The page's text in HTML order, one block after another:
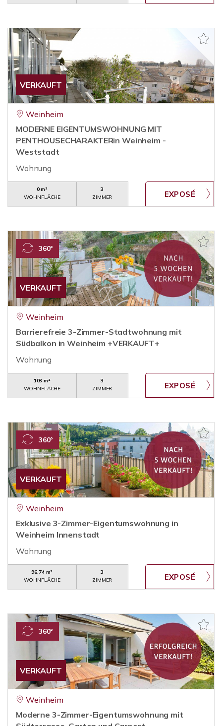
VERKAUFT
Weinheim
MODERNE EIGENTUMSWOHNUNG MIT
PENTHOUSECHARAKTERin Weinheim -
Weststadt
Wohnung
0 m²
WOHNFLÄCHE
3
ZIMMER
VERKAUFT
360°
Weinheim
Barrierefreie 3-Zimmer-Stadtwohnung mit
Südbalkon in Weinheim +VERKAUFT+
Wohnung
103 m²
WOHNFLÄCHE
3
ZIMMER
VERKAUFT
360°
Weinheim
Exklusive 3-Zimmer-Eigentumswohnung in
Weinheim Innenstadt
Wohnung
96,74 m²
WOHNFLÄCHE
3
ZIMMER
VERKAUFT
360°
Weinheim
Moderne 3-Zimmer-Eigentumswohnung mit